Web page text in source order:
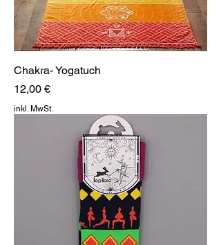
Chakra- Yogatuch
Preis
12,00 €
inkl. MwSt.